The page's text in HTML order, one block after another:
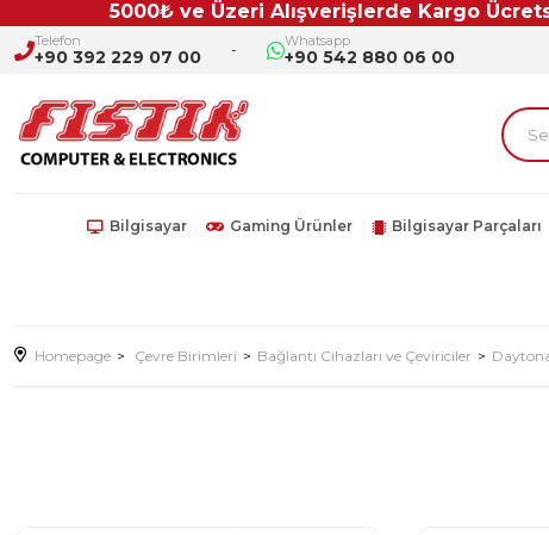
5000₺ ve Üzeri Alışverişlerde Kargo Ücretsiz!!
Telefon
+90 392 229 07 00
Whatsapp
+90 542 880 06 00
Bilgisayar Gaming Ürünler Bilgisayar Parçaları
Homepage Çevre Birimleri Bağlantı Cihazları ve Çeviriciler